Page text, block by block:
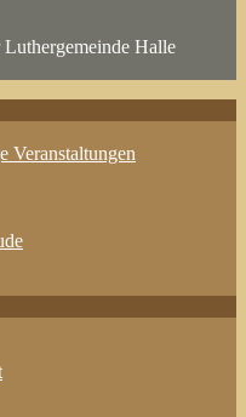
Halle
Veranstaltungen